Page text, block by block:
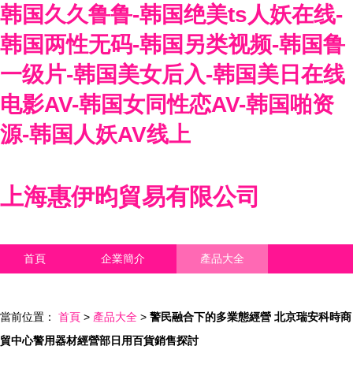
韩国久久鲁鲁-韩国绝美ts人妖在线-
韩国两性无码-韩国另类视频-韩国鲁
一级片-韩国美女后入-韩国美日在线
电影AV-韩国女同性恋AV-韩国啪资
源-韩国人妖AV线上
上海惠伊昀貿易有限公司
首頁 企業簡介 產品大全
當前位置： 首頁 > 產品大全 > 警民融合下的多業態經營 北京瑞安科時商
貿中心警用器材經營部日用百貨銷售探討